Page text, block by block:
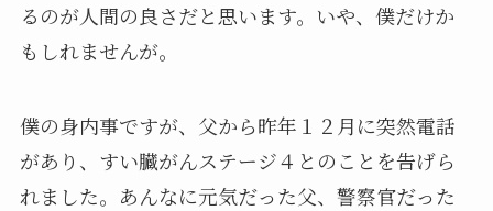
るのが人間の良さだと思います。いや、僕だけか
もしれませんが。
僕の身内事ですが、父から昨年１２月に突然電話
があり、すい臓がんステージ４とのことを告げら
れました。あんなに元気だった父、警察官だった